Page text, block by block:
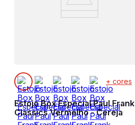
+ cores
Estojo Box Especial Paul Frank
Classics Vermelho - Cereja